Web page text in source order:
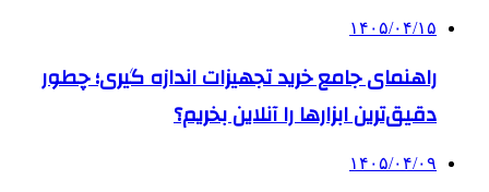
۱۴۰۵/۰۴/۱۵
راهنمای جامع خرید تجهیزات اندازه گیری؛ چطور
دقیق‌ترین ابزارها را آنلاین بخریم؟
۱۴۰۵/۰۴/۰۹